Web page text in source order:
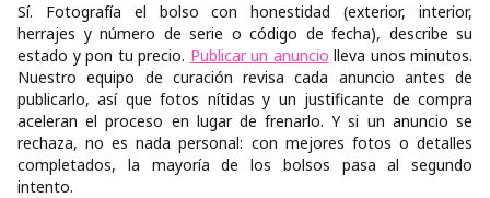
Sí. Fotografía el bolso con honestidad (exterior, interior,
herrajes y número de serie o código de fecha), describe su
estado y pon tu precio. Publicar un anuncio lleva unos minutos.
Nuestro equipo de curación revisa cada anuncio antes de
publicarlo, así que fotos nítidas y un justificante de compra
aceleran el proceso en lugar de frenarlo. Y si un anuncio se
rechaza, no es nada personal: con mejores fotos o detalles
completados, la mayoría de los bolsos pasa al segundo
intento.